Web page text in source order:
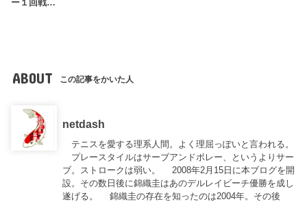
ー１回戦…
ABOUT この記事をかいた人
netdash
テニスを愛する理系人間。よく理屈っぽいと言われる。
プレースタイルはサーブアンドボレー、というよりサー
ブ。ストロークは弱い。 2008年2月15日に本ブログを開
設。その数日後に錦織圭はあのデルレイビーチ優勝を成し
遂げる。 錦織圭の存在を知ったのは2004年。その後